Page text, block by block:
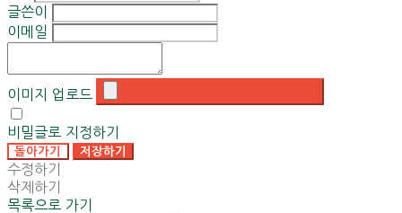
글쓴이
이메일
이미지 업로드
비밀글로 지정하기
돌아가기 저장하기
수정하기
삭제하기
목록으로 가기